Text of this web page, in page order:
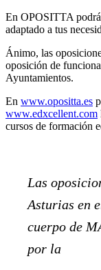
En OPOSITTA
adaptado a tus
Ánimo, las
oposición de
Ayuntamientos.
En www.opositta.es
www.edxcellent.com
cursos de formación
Las
Asturias en
cuerpo de
por la